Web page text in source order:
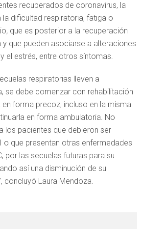
recuperados de coronavirus, la
la dificultad respiratoria, fatiga o
que es posterior a la recuperación
que pueden asociarse a alteraciones
el estrés, entre otros síntomas.
respiratorias lleven a
se debe comenzar con rehabilitación
forma precoz, incluso en la misma
en forma ambulatoria. No
los pacientes que debieron ser
o que presentan otras enfermedades
por las secuelas futuras para su
así una disminución de su
concluyó Laura Mendoza.